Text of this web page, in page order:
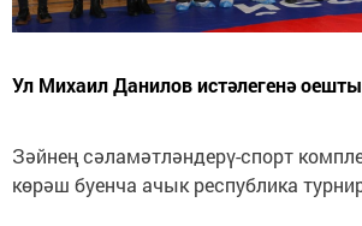
Ул Михаил Данилов истәлегенә
Зәйнең сәламәтләндерү-спорт
көрәш буенча ачык республика